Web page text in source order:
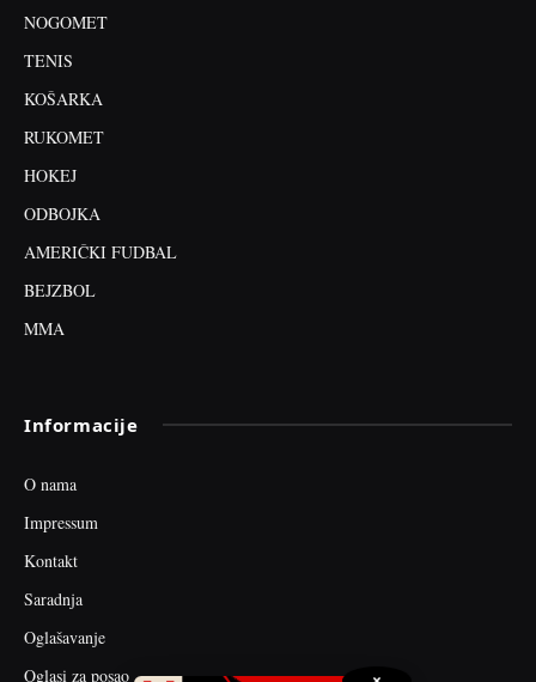
NOGOMET
TENIS
KOŠARKA
RUKOMET
HOKEJ
ODBOJKA
AMERIČKI FUDBAL
BEJZBOL
MMA
Informacije
O nama
Impressum
Kontakt
Saradnja
Oglašavanje
Oglasi za posao